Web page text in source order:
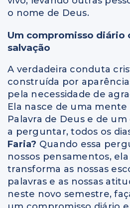
o nome de Deus.
Um compromisso diário
salvação
A verdadeira conduta
construída por
pela necessidade de
Ela nasce de uma
Palavra de Deus e de
a perguntar, todos os
Faria? Quando essa
nossos pensamentos,
transforma as nossas
palavras e as nossas
neste novo semestre,